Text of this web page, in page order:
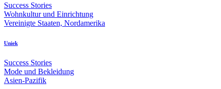
Success Stories
Wohnkultur und Einrichtung
Vereinigte Staaten, Nordamerika
Uniek
Success Stories
Mode und Bekleidung
Asien-Pazifik